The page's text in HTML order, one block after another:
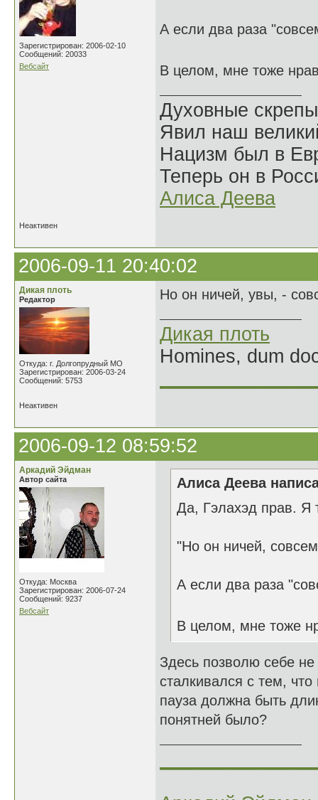
Зарегистрирован: 2006-02-10
Сообщений: 20033
Вебсайт
А если два раза
В целом, мне тоже
Духовные
Явил наш
Нацизм был в
Теперь он в
Алиса Деева
Неактивен
2006-09-11 20:40:02
Дикая плоть
Редактор
Откуда: г. Долгопрудный МО
Зарегистрирован: 2006-03-24
Сообщений: 5753
Но он ничей, увы, -
Дикая плоть
Homines, dum
Неактивен
2006-09-12 08:59:52
Аркадий Эйдман
Автор сайта
Откуда: Москва
Зарегистрирован: 2006-07-24
Сообщений: 9237
Вебсайт
Алиса Деева
Да, Гэлахэд прав. Я
"Но он ничей,
А если два раза
В целом, мне тоже
Здесь позволю себе не
сталкивался с тем,
пауза должна быть
понятней было?